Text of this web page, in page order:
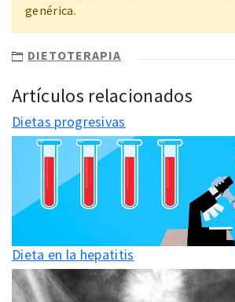
genérica.
DIETOTERAPIA
Artículos relacionados
Dietas progresivas
Dieta en la hepatitis